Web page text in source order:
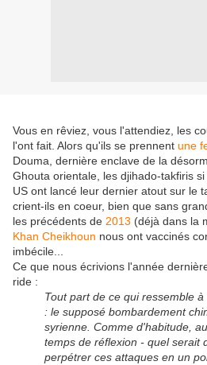
Vous en rêviez, vous l'attendiez, les
l'ont fait. Alors qu'ils se prennent une
Douma, dernière enclave de la
Ghouta orientale, les djihado-takfiris
US ont lancé leur dernier atout sur le
crient-ils en coeur, bien que sans
les précédents de 2013 (déjà dans la
Khan Cheikhoun nous ont vaccinés
imbécile...
Ce que nous écrivions l'année
ride :
Tout part de ce qui ressemble
: le supposé bombardement
syrienne. Comme d'habitude,
temps de réflexion - quel serait
perpétrer ces attaques en un